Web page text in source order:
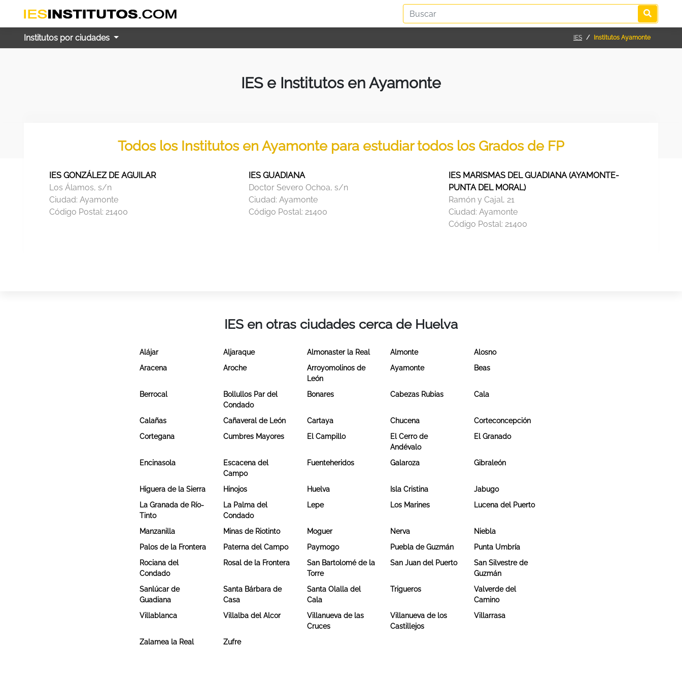
Institutos por ciudades IES Institutos Ayamonte
IES e Institutos en Ayamonte
Todos los Institutos en Ayamonte para estudiar todos los Grados de FP
IES GONZÁLEZ DE AGUILAR
Los Álamos, s/n
Ciudad: Ayamonte
Código Postal: 21400
IES GUADIANA
Doctor Severo Ochoa, s/n
Ciudad:Ayamonte
Código Postal:21400
IES MARISMAS DEL GUADIANA (AYAMONTE-
PUNTA DEL MORAL)
Ramón y Cajal, 21
Ciudad: Ayamonte
Código Postal: 21400
IES en otras ciudades cerca de Huelva
Alájar Aljaraque Almonaster la Real Almonte
Alosno
Aracena
Aroche
Arroyomolinos de
León
Ayamonte Beas
Berrocal
Bollullos Par del
Condado
Bonares Cabezas Rubias Cala
Calañas Cañaveral de León Cartaya Chucena
Corteconcepción
Cortegana
Cumbres Mayores El Campillo
El Cerro de
Andévalo
El Granado
Encinasola
Escacena del
Campo
Fuenteheridos Galaroza Gibraleón
Higuera de la Sierra Hinojos Huelva Isla Cristina
Jabugo
La Granada de Río-
Tinto
La Palma del
Condado
Lepe Los Marines Lucena del Puerto
Manzanilla Minas de Riotinto Moguer Nerva
Niebla
Palos de la Frontera
Paterna del Campo Paymogo Puebla de Guzmán
Punta Umbría
Rociana del
Condado
Rosal de la Frontera
San Bartolomé de la
Torre
San Juan del Puerto
San Silvestre de
Guzmán
Sanlúcar de
Guadiana
Santa Bárbara de
Casa
Santa Olalla del
Cala
Trigueros
Valverde del
Camino
Villablanca
Villalba del Alcor
Villanueva de las
Cruces
Villanueva de los
Castillejos
Villarrasa
Zalamea la Real Zufre